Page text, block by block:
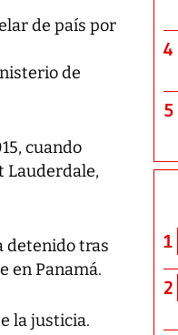
de país por
de
cuando
Lauderdale,
detenido tras
en Panamá.
la justicia.
4
5
1
2